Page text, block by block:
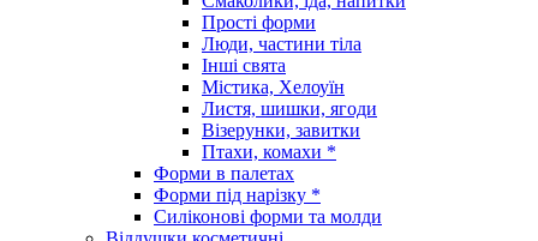
Прості форми
Люди, частини тіла
Інші свята
Містика, Хелоуїн
Листя, шишки, ягоди
Візерунки, завитки
Птахи, комахи *
Форми в палетах
Форми під нарізку *
Силіконові форми та молди